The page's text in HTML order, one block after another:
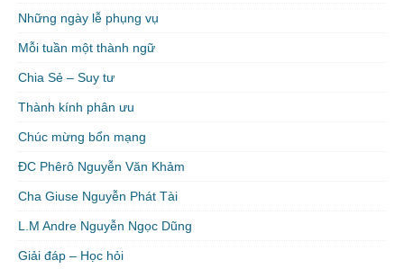
Những ngày lễ phụng vụ
Mỗi tuần một thành ngữ
Chia Sẻ – Suy tư
Thành kính phân ưu
Chúc mừng bổn mạng
ĐC Phêrô Nguyễn Văn Khảm
Cha Giuse Nguyễn Phát Tài
L.M Andre Nguyễn Ngọc Dũng
Giải đáp – Học hỏi